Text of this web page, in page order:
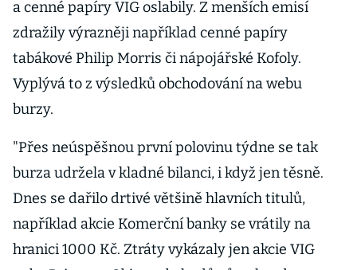
a cenné papíry VIG oslabily. Z menších emisí
zdražily výrazněji například cenné papíry
tabákové Philip Morris či nápojářské Kofoly.
Vyplývá to z výsledků obchodování na webu
burzy.
"Přes neúspěšnou první polovinu týdne se tak
burza udržela v kladné bilanci, i když jen těsně.
Dnes se dařilo drtivé většině hlavních titulů,
například akcie Komerční banky se vrátily na
hranici 1000 Kč. Ztráty vykázaly jen akcie VIG